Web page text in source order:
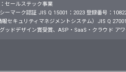
セールステック事業
ーマーク認証 JIS Q 15001：2023 登録番号：
報セキュリティマネジメントシステム）JIS Q
ッドデザイン賞受賞、ASP・SaaS・クラウド ア